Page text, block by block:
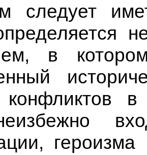
следует
в
конфликтов в
героизма